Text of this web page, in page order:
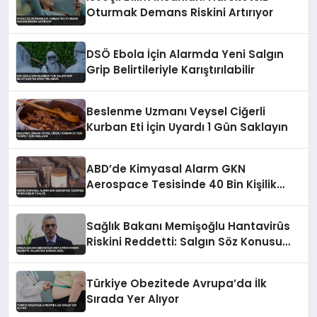
Oturmak Demans Riskini Artırıyor
DSÖ Ebola İçin Alarmda Yeni Salgın
Grip Belirtileriyle Karıştırılabilir
Beslenme Uzmanı Veysel Ciğerli
Kurban Eti İçin Uyardı 1 Gün Saklayın
ABD’de Kimyasal Alarm GKN
Aerospace Tesisinde 40 Bin Kişilik
Sağlık Bakanı Memişoğlu Hantavirüs
Riskini Reddetti: Salgın Söz Konusu
Türkiye Obezitede Avrupa’da İlk
Sırada Yer Alıyor